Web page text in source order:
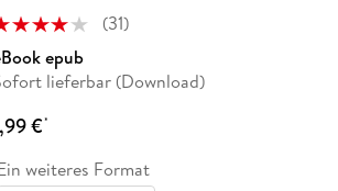
(31)
epub
lieferbar (Download)
€*
weiteres Format